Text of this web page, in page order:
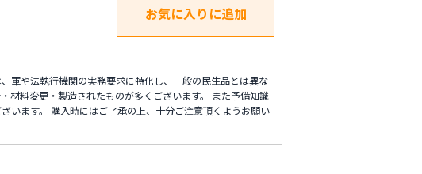
や法執行機関の実務要求に特化し、一般の民生品とは異な
材料変更・製造されたものが多くございます。 また予備知識
います。 購入時にはご了承の上、十分ご注意頂くようお願い